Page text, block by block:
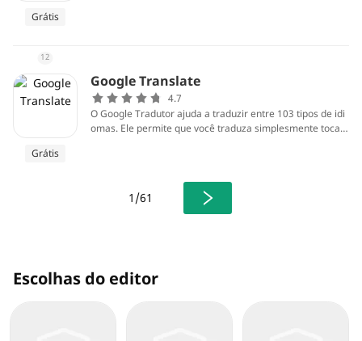
Grátis
12
Grátis
Google Translate
4.7
O Google Tradutor ajuda a traduzir entre 103 tipos de idi
omas. Ele permite que você traduza simplesmente tocan
1/61
Escolhas do editor